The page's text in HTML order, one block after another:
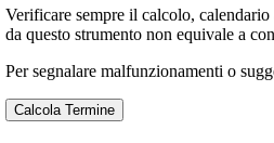
Verificare sempre il calcolo,
da questo strumento non equivale a
Per segnalare malfunzionamenti o